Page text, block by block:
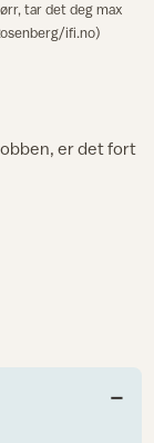
tar det deg max
ifi.no)
er det fort